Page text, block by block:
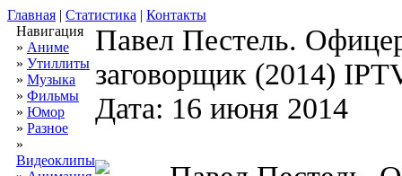
Главная | Статистика | Контакты
Навигация
» Аниме
» Утиллиты
» Музыка
» Фильмы
» Юмор
» Разное
»
Видеоклипы
Павел Пестель.
заговорщик (2014)
Дата: 16 июня 2014